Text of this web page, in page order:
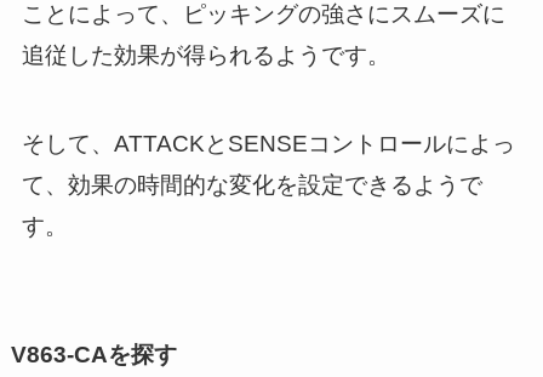
ことによって、ピッキングの強さにスムーズに
追従した効果が得られるようです。
そして、ATTACKとSENSEコントロールによっ
て、効果の時間的な変化を設定できるようで
す。
V863-CAを探す